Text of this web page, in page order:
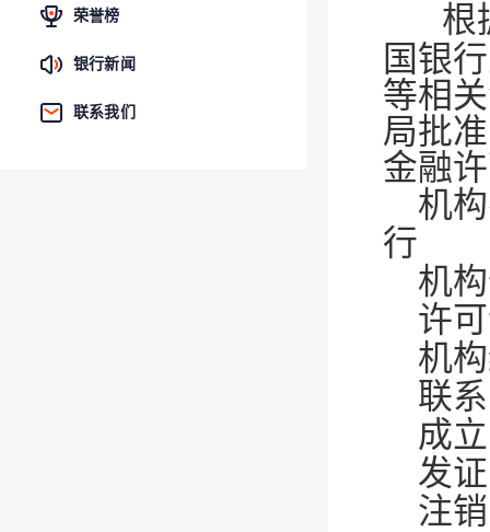
荣誉榜
银行新闻
联系我们
根
国银
等相
局批
金融
机
行
机
许
机
联
成
发
注